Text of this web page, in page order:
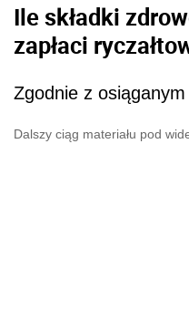
Ile składki
zapłaci
Zgodnie z
Dalszy ciąg materiału pod